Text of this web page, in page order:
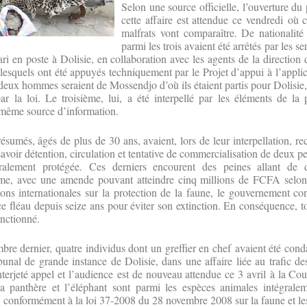
Selon une source officielle, l’ouverture du
cette affaire est attendue ce vendredi où
malfrats vont comparaître. De
parmi les trois avaient été arrêtés par les
en poste à Dolisie, en collaboration avec les agents de la direction
ont été appuyés techniquement par le Projet d’appui à
hommes seraient de Mossendjo d’où ils étaient partis pour
la loi. Le troisième, lui, a été interpellé par les éléments de la
source d’information.
âgés de plus de 30 ans, avaient, lors de leur interpellation,
détention, circulation et tentative de commercialisation de deux
protégée. Ces derniers encourent des peines allant
avec une amende pouvant atteindre cinq millions de FCFA
internationales sur la protection de la faune, le gouvernement
fléau depuis seize ans pour éviter son extinction. En conséquence,
dernier, quatre individus dont un greffier en chef avaient été
de grande instance de Dolisie, dans une affaire liée au trafic
appel et l’audience est de nouveau attendue ce 3 avril à la
et l’éléphant sont parmi les espèces animales
à la loi 37-2008 du 28 novembre 2008 sur la faune et